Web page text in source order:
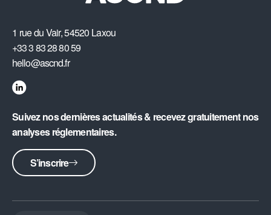
1 rue du Vair, 54520 Laxou
+33 3 83 28 80 59
hello@ascnd.fr
Suivez nos dernières actualités & recevez gratuitement nos
analyses réglementaires.
S’inscrire